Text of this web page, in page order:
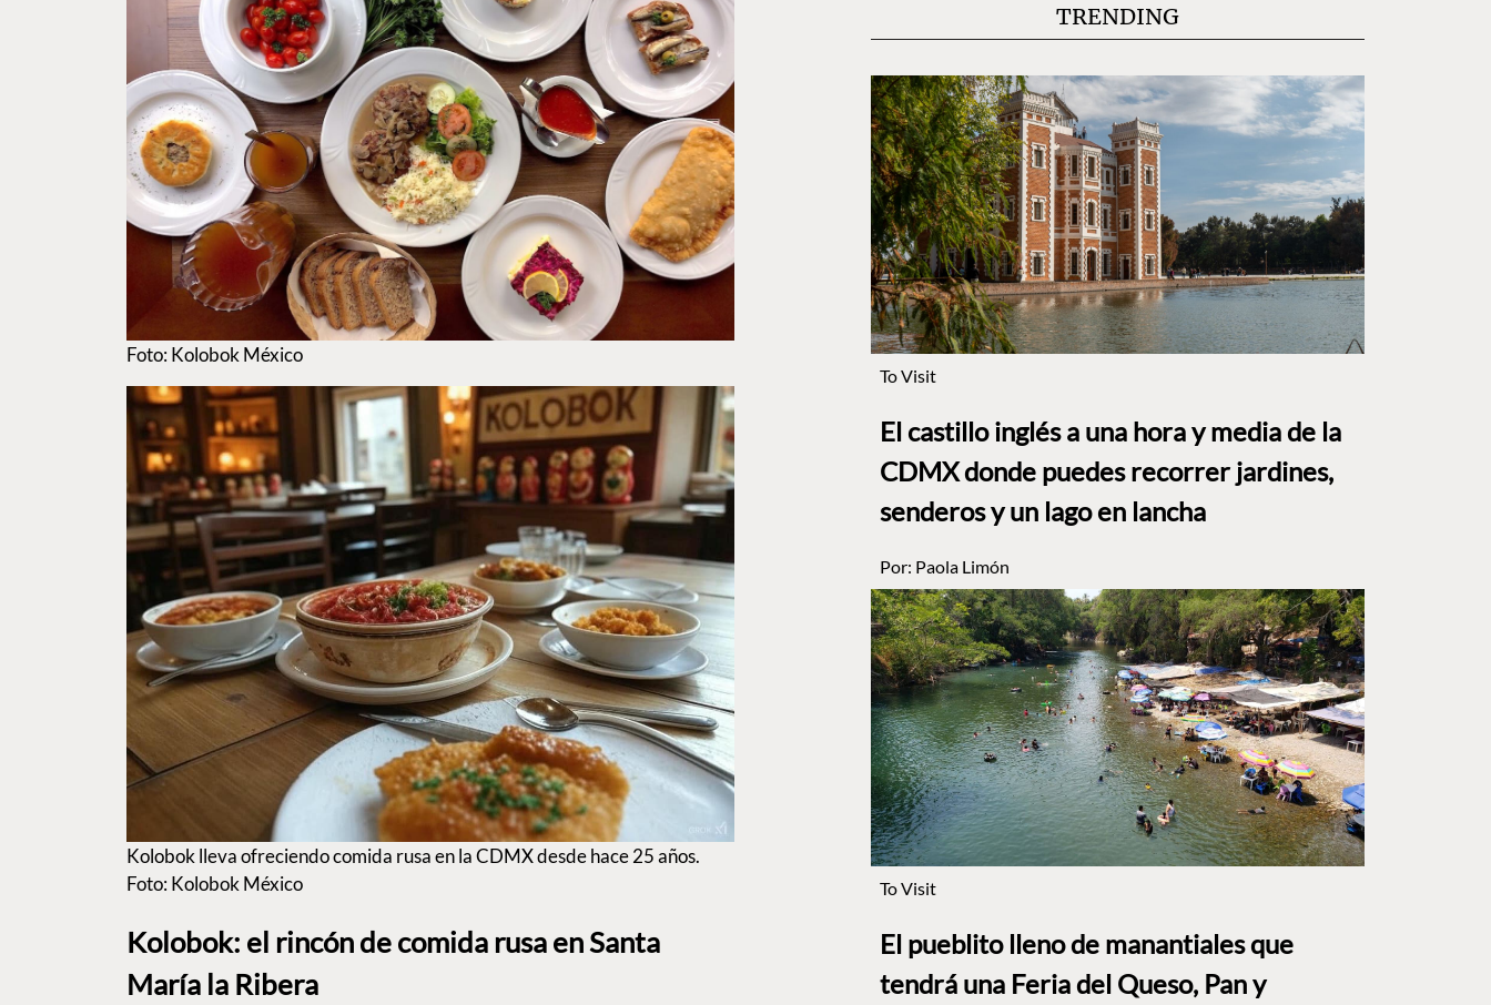
Foto: Kolobok México
Kolobok lleva ofreciendo comida rusa en la CDMX desde hace 25 años.
Foto: Kolobok México
Kolobok: el rincón de comida rusa en Santa
María la Ribera
TRENDING
To Visit
El castillo inglés a una hora y media de la
CDMX donde puedes recorrer jardines,
senderos y un lago en lancha
Por: Paola Limón
To Visit
El pueblito lleno de manantiales que
tendrá una Feria del Queso, Pan y